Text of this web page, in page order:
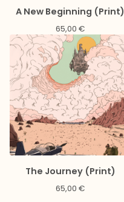
A New Beginning (Print)
65,00 €
The Journey (Print)
65,00 €